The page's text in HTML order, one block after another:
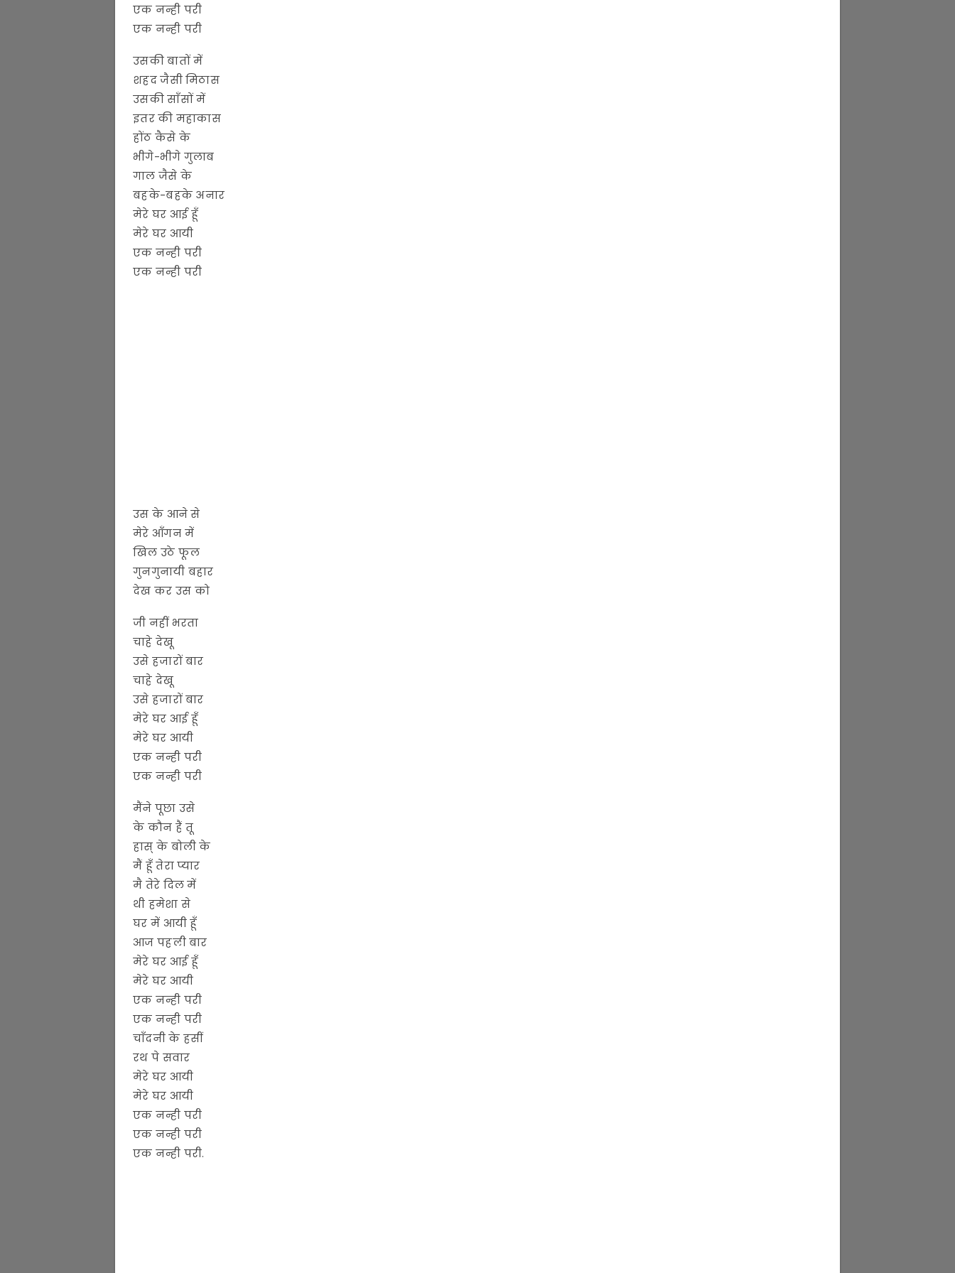
एक नन्ही परी
एक नन्ही परी
उसकी बातों में
शहद जैसी मिठास
उसकी साँसों में
इतर की महाकास
होंठ कैसे के
भीगे-भीगे गुलाब
गाल जैसे के
बहके-बहके अनार
मेरे घर आई हूँ
मेरे घर आयी
एक नन्ही परी
एक नन्ही परी
उस के आने से
मेरे आँगन में
खिल उठे फूल
गुनगुनायी बहार
देख कर उस को
जी नहीं भरता
चाहे देखू
उसे हजारों बार
चाहे देखू
उसे हजारों बार
मेरे घर आई हूँ
मेरे घर आयी
एक नन्ही परी
एक नन्ही परी
मैंने पूछा उसे
के कौन हैं तू
हास् के बोली के
मैं हूँ तेरा प्यार
मै तेरे दिल में
थी हमेशा से
घर में आयी हूँ
आज पहली बार
मेरे घर आई हूँ
मेरे घर आयी
एक नन्ही परी
एक नन्ही परी
चाँदनी के हसीं
रथ पे सवार
मेरे घर आयी
मेरे घर आयी
एक नन्ही परी
एक नन्ही परी
एक नन्ही परी.